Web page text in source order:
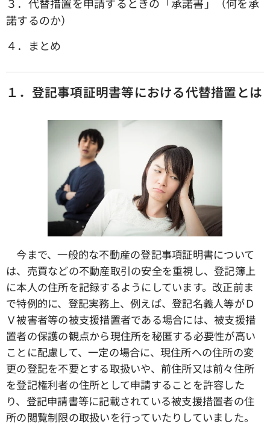
諾するのか）
４．まとめ
１．登記事項証明書等における代替措置とは
今まで、一般的な不動産の登記事項証明書について
は、売買などの不動産取引の安全を重視し、登記簿上
に本人の住所を記録するようにしています。改正前ま
で特例的に、登記実務上、例えば、登記名義人等がＤ
Ｖ被害者等の被支援措置者である場合には、被支援措
置者の保護の観点から現住所を秘匿する必要性が高い
ことに配慮して、一定の場合に、現住所への住所の変
更の登記を不要とする取扱いや、前住所又は前々住所
を登記権利者の住所として申請することを許容した
り、登記申請書等に記載されている被支援措置者の住
所の閲覧制限の取扱いを行っていたりしていました。